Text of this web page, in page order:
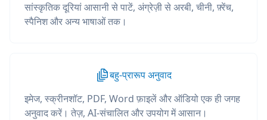
सांस्कृतिक दूरियां आसानी से पाटें, अंग्रेज़ी से अरबी, चीनी, फ़्रेंच,
स्पैनिश और अन्य भाषाओं तक।
बहु-प्रारूप अनुवाद
इमेज, स्क्रीनशॉट, PDF, Word फ़ाइलें और ऑडियो एक ही जगह
अनुवाद करें। तेज़, AI-संचालित और उपयोग में आसान।